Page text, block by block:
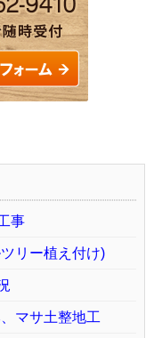
事
リー植え付け)
マサ土整地工